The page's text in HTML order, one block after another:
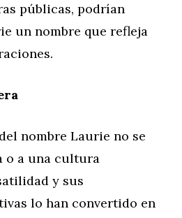
públicas, podrían
un nombre que refleja
nombre Laurie no se
o a una cultura
y sus
lo han convertido en